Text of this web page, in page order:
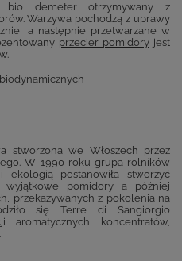
bio demeter otrzymywany z
Warzywa pochodzą z uprawy
a następnie przetwarzane w
przecier pomidoryjest
stworzona we Włoszech przez
W 1990 roku grupa rolników
ekologią postanowiła stworzyć
pomidory a później
przekazywanych z pokolenia na
się Terre di Sangiorgio
koncentratów,